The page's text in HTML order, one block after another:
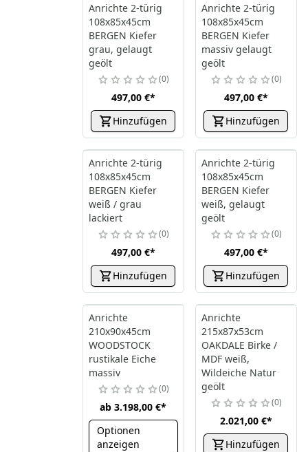
Anrichte 2-türig
108x85x45cm
BERGEN Kiefer
grau, gelaugt
geölt
0
497,00 €*
Hinzufügen
Anrichte 2-türig
108x85x45cm
BERGEN Kiefer
massiv gelaugt
geölt
0
497,00 €*
Hinzufügen
Anrichte 2-türig
108x85x45cm
BERGEN Kiefer
weiß / grau
lackiert
0
497,00 €*
Hinzufügen
Anrichte 2-türig
108x85x45cm
BERGEN Kiefer
weiß, gelaugt
geölt
0
497,00 €*
Hinzufügen
Anrichte
210x90x45cm
WOODSTOCK
rustikale Eiche
massiv
0
ab 3.198,00 €*
Optionen
anzeigen
Anrichte
215x87x53cm
OAKDALE Birke /
MDF weiß,
Wildeiche Natur
geölt
0
2.021,00 €*
Hinzufügen